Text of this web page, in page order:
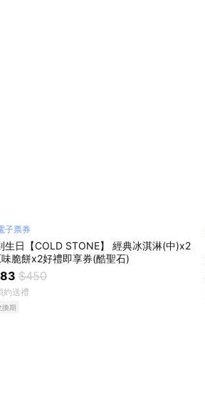
子票券
生日【COLD STONE】 經典冰淇淋(中)x2
脆餅x2好禮即享券(酷聖石)
$450
約送禮
換期